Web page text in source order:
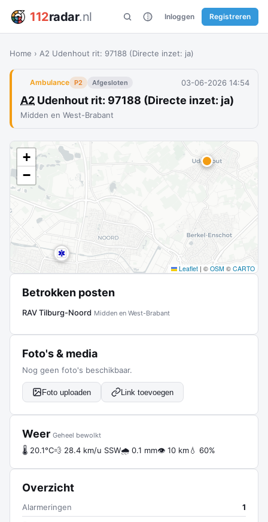
112radar.nl Inloggen Registreren
Home › A2 Udenhout rit: 97188 (Directe inzet: ja)
Ambulance P2 Afgesloten 03-06-2026 14:54
A2 Udenhout rit: 97188 (Directe inzet: ja)
Midden en West-Brabant
+
−
Leaflet | © OSM © CARTO
Betrokken posten
RAV Tilburg-Noord Midden en West-Brabant
Foto's & media
Nog geen foto's beschikbaar.
Foto uploaden Link toevoegen
Weer Geheel bewolkt
🌡 20.1°C💨 28.4 km/u SSW🌧 0.1 mm👁 10 km💧 60%
Overzicht
Alarmeringen
1